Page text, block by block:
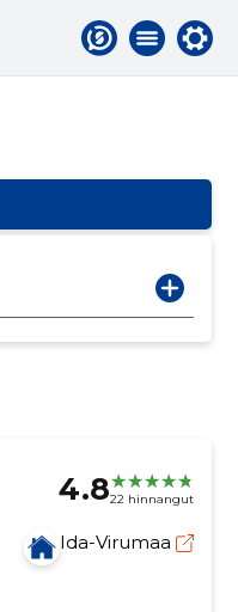
4.822 hinnangut
Ida-Virumaa